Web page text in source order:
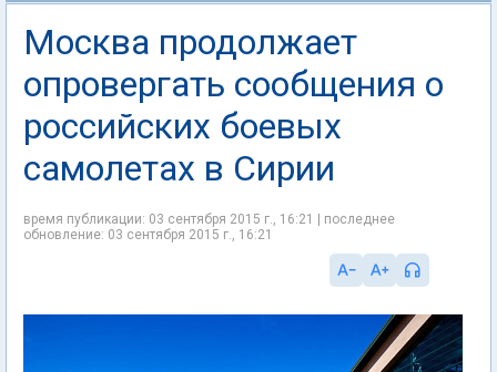
Москва продолжает
опровергать сообщения о
российских боевых
самолетах в Сирии
время публикации: 03 сентября 2015 г., 16:21 | последнее
обновление: 03 сентября 2015 г., 16:21